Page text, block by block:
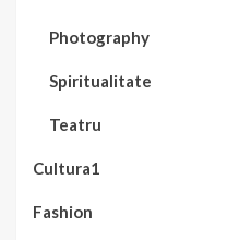
Photography
Spiritualitate
Teatru
Cultura1
Fashion